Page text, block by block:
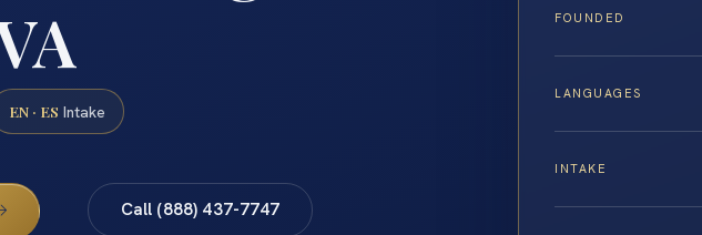
EN · ES Intake
Call (888) 437-7747
FOUNDED
LANGUAGES
INTAKE